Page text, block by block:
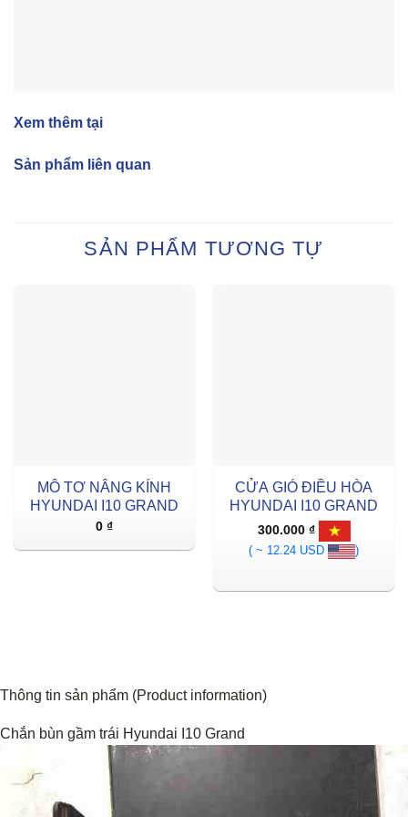
Xem thêm tại
Sản phẩm liên quan
SẢN PHẨM TƯƠNG TỰ
MÔ TƠ NÂNG KÍNH
HYUNDAI I10 GRAND
0 ₫
CỬA GIÓ ĐIỀU HÒA
HYUNDAI I10 GRAND
300.000 ₫
( ~ 12.24 USD
)
Thông tin sản phẩm (Product information)
Chắn bùn gầm trái Hyundai I10 Grand